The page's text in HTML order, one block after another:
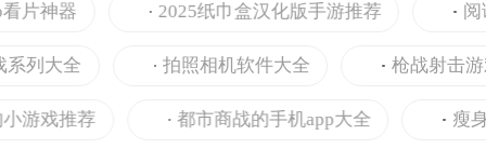
片神器 2025纸巾盒汉化版手游推荐 阅
列大全 拍照相机软件大全 枪战射击游
戏推荐 都市商战的手机app大全 瘦身